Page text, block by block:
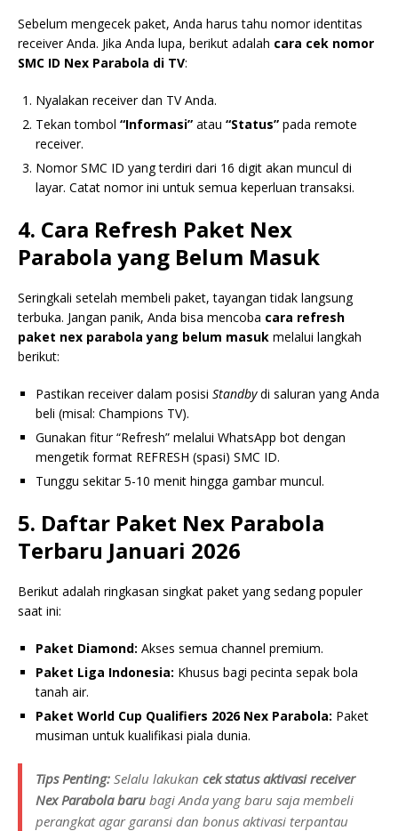
Sebelum mengecek paket, Anda harus tahu nomor identitas
receiver Anda. Jika Anda lupa, berikut adalah cara cek nomor
SMC ID Nex Parabola di TV:
Nyalakan receiver dan TV Anda.
Tekan tombol “Informasi” atau “Status” pada remote
receiver.
Nomor SMC ID yang terdiri dari 16 digit akan muncul di
layar. Catat nomor ini untuk semua keperluan transaksi.
4. Cara Refresh Paket Nex
Parabola yang Belum Masuk
Seringkali setelah membeli paket, tayangan tidak langsung
terbuka. Jangan panik, Anda bisa mencoba cara refresh
paket nex parabola yang belum masuk melalui langkah
berikut:
Pastikan receiver dalam posisi Standbydi saluran yang Anda
beli (misal: Champions TV).
Gunakan fitur “Refresh” melalui WhatsApp bot dengan
mengetik format REFRESH (spasi) SMC ID.
Tunggu sekitar 5-10 menit hingga gambar muncul.
5. Daftar Paket Nex Parabola
Terbaru Januari 2026
Berikut adalah ringkasan singkat paket yang sedang populer
saat ini:
Paket Diamond: Akses semua channel premium.
Paket Liga Indonesia: Khusus bagi pecinta sepak bola
tanah air.
Paket World Cup Qualifiers 2026 Nex Parabola: Paket
musiman untuk kualifikasi piala dunia.
Tips Penting: Selalu lakukan cek status aktivasi receiver
Nex Parabola baru bagi Anda yang baru saja membeli
perangkat agar garansi dan bonus aktivasi terpantau